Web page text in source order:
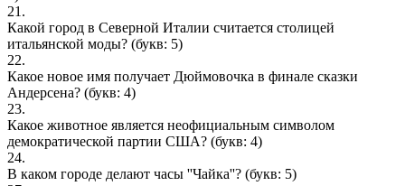
21.
Какой город в Северной Италии считается столицей
итальянской моды? (букв: 5)
22.
Какое новое имя получает Дюймовочка в финале сказки
Андерсена? (букв: 4)
23.
Какое животное является неофициальным символом
демократической партии США? (букв: 4)
24.
В каком городе делают часы ''Чайка''? (букв: 5)